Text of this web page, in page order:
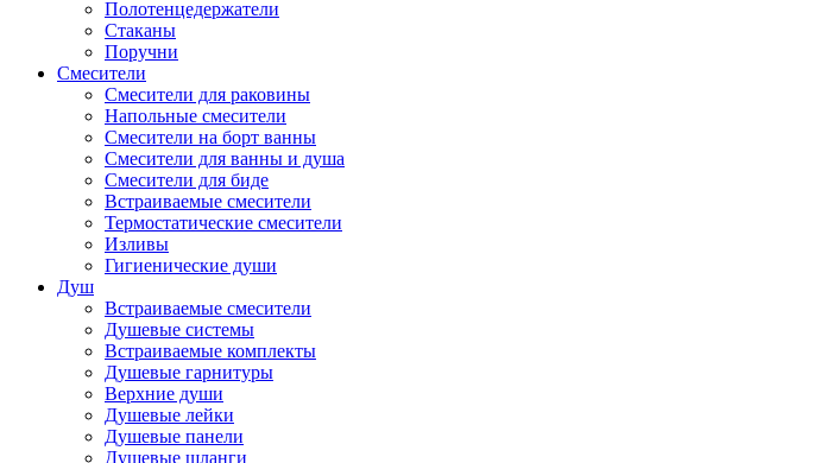
Полотенцедержатели
Стаканы
Поручни
Смесители
Смесители для раковины
Напольные смесители
Смесители на борт ванны
Смесители для ванны и душа
Смесители для биде
Встраиваемые смесители
Термостатические смесители
Изливы
Гигиенические души
Душ
Встраиваемые смесители
Душевые системы
Встраиваемые комплекты
Душевые гарнитуры
Верхние души
Душевые лейки
Душевые панели
Душевые шланги